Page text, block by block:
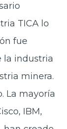
TICA lo
fue
la industria
minera.
La mayoría
IBM,